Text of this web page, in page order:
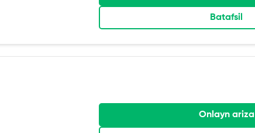
Batafsil
Onlayn ariza